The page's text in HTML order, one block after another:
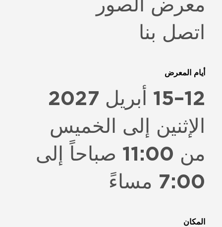
معرض الصور
تصل بنا
أيام المعرض
12–15 أبريل 2027
الإثنين إلى الخميس
من 11:00 صباحاً إلى
7:00 مساءً
المكان